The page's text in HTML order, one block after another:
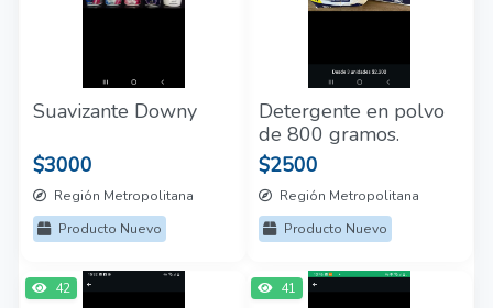
Suavizante Downy
$3000
Región Metropolitana
Producto Nuevo
Detergente en polvo
de 800 gramos.
$2500
Región Metropolitana
Producto Nuevo
42 41